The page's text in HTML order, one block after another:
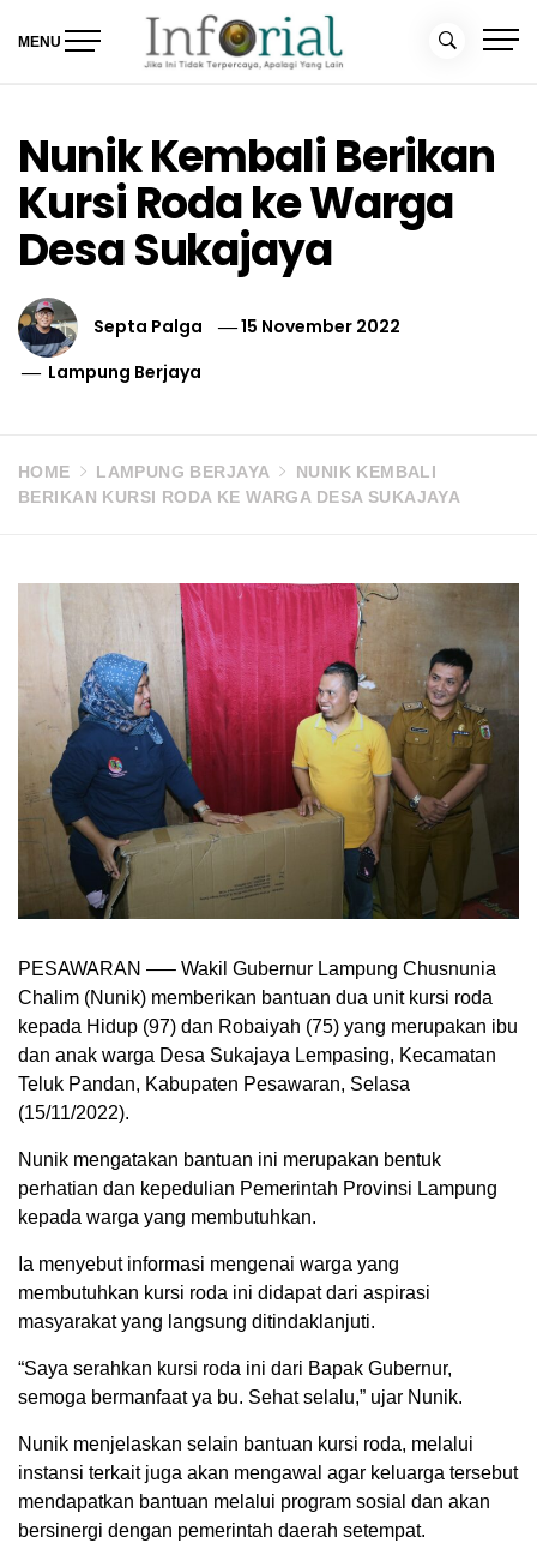
MENU
Nunik Kembali Berikan
Kursi Roda ke Warga
Desa Sukajaya
Septa Palga
15 November 2022
Lampung Berjaya
HOME LAMPUNG BERJAYA
NUNIK KEMBALI
BERIKAN KURSI RODA KE WARGA DESA SUKAJAYA
PESAWARAN —– Wakil Gubernur Lampung Chusnunia
Chalim (Nunik) memberikan bantuan dua unit kursi roda
kepada Hidup (97) dan Robaiyah (75) yang merupakan ibu
dan anak warga Desa Sukajaya Lempasing, Kecamatan
Teluk Pandan, Kabupaten Pesawaran, Selasa
(15/11/2022).
Nunik mengatakan bantuan ini merupakan bentuk
perhatian dan kepedulian Pemerintah Provinsi Lampung
kepada warga yang membutuhkan.
Ia menyebut informasi mengenai warga yang
membutuhkan kursi roda ini didapat dari aspirasi
masyarakat yang langsung ditindaklanjuti.
“Saya serahkan kursi roda ini dari Bapak Gubernur,
semoga bermanfaat ya bu. Sehat selalu,” ujar Nunik.
Nunik menjelaskan selain bantuan kursi roda, melalui
instansi terkait juga akan mengawal agar keluarga tersebut
mendapatkan bantuan melalui program sosial dan akan
bersinergi dengan pemerintah daerah setempat.